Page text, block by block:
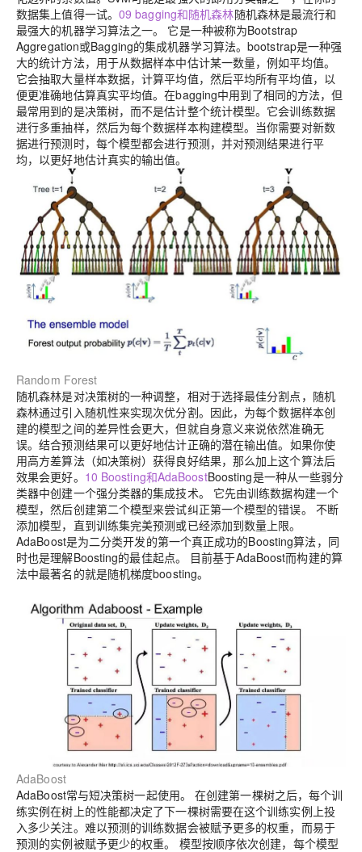
数据集上值得一试。 09 bagging和随机森林随机森林是最流行和
最强大的机器学习算法之一。 它是一种被称为Bootstrap
Aggregation或Bagging的集成机器学习算法。bootstrap是一种强
大的统计方法，用于从数据样本中估计某一数量，例如平均值。
它会抽取大量样本数据，计算平均值，然后平均所有平均值，以
便更准确地估算真实平均值。在bagging中用到了相同的方法，但
最常用到的是决策树，而不是估计整个统计模型。它会训练数据
进行多重抽样，然后为每个数据样本构建模型。当你需要对新数
据进行预测时，每个模型都会进行预测，并对预测结果进行平
均，以更好地估计真实的输出值。
Random Forest
随机森林是对决策树的一种调整，相对于选择最佳分割点，随机
森林通过引入随机性来实现次优分割。 因此，为每个数据样本创
建的模型之间的差异性会更大，但就自身意义来说依然准确无
误。结合预测结果可以更好地估计正确的潜在输出值。 如果你使
用高方差算法（如决策树）获得良好结果，那么加上这个算法后
效果会更好。 10 Boosting和AdaBoostBoosting是一种从一些弱分
类器中创建一个强分类器的集成技术。 它先由训练数据构建一个
模型，然后创建第二个模型来尝试纠正第一个模型的错误。 不断
添加模型，直到训练集完美预测或已经添加到数量上限。
AdaBoost是为二分类开发的第一个真正成功的Boosting算法，同
时也是理解Boosting的最佳起点。 目前基于AdaBoost而构建的算
法中最著名的就是随机梯度boosting。
AdaBoost
AdaBoost常与短决策树一起使用。 在创建第一棵树之后，每个训
练实例在树上的性能都决定了下一棵树需要在这个训练实例上投
入多少关注。难以预测的训练数据会被赋予更多的权重，而易于
预测的实例被赋予更少的权重。 模型按顺序依次创建，每个模型